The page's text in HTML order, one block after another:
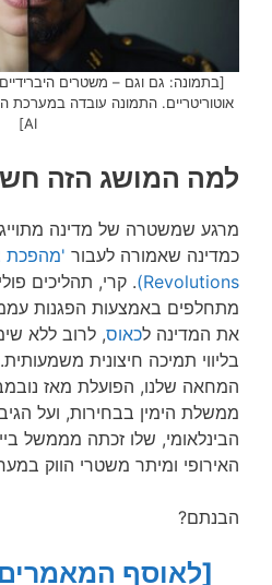
[בתמונה: גם וגם – משטרים
AI]
למה המושג הזה
מרגע שמשטרה של מדינה
כמדינה שאמורה לעבור
Revolutions) . קרי, תהליכים
מתחלפים באמצעות הפגנות
את המדינה לכאוס, לרוב ללא
בליווי תמיכה חיצונית
ממשלת הימין בבחירות, ועל
הבינלאומי, שלו זכתה מממשל
האירופי ומיתר משטרי הווק
הבנתם?
[לאוסף